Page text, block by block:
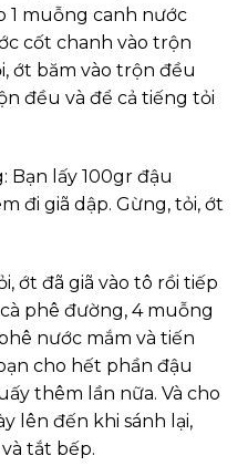
1 muỗng canh nước
cốt chanh vào trộn
ớt băm vào trộn đều
đều và để cả tiếng tỏi
Bạn lấy 100gr đậu
đi giã dập. Gừng, tỏi, ớt
ớt đã giã vào tô rồi tiếp
phê đường, 4 muỗng
nước mắm và tiến
cho hết phần đậu
thêm lần nữa. Và cho
lên đến khi sánh lại,
tắt bếp.